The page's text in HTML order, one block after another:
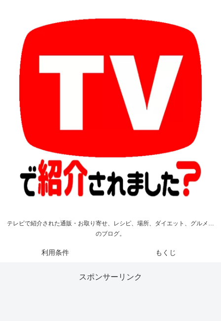
テレビで紹介された通販・お取り寄せ、レシピ、場所、ダイエット、グルメ…
のブログ。
利用条件 もくじ
スポンサーリンク